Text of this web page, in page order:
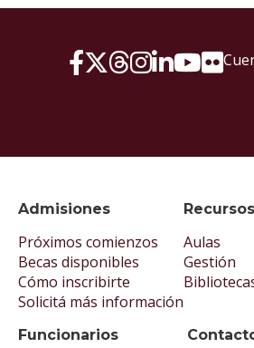
Admisiones
Próximos comienzos
Becas disponibles
Cómo inscribirte
Solicitá más información
Aulas
Gestión
Funcionarios